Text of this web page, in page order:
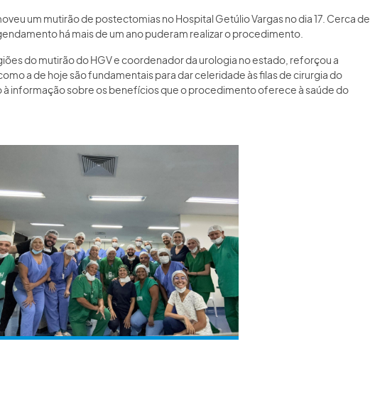
um mutirão de postectomias no Hospital Getúlio Vargas no dia 17. Cerca de
há mais de um ano puderam realizar o procedimento.
do mutirão do HGV e coordenador da urologia no estado, reforçou a
a de hoje são fundamentais para dar celeridade às filas de cirurgia do
à informação sobre os benefícios que o procedimento oferece à saúde do